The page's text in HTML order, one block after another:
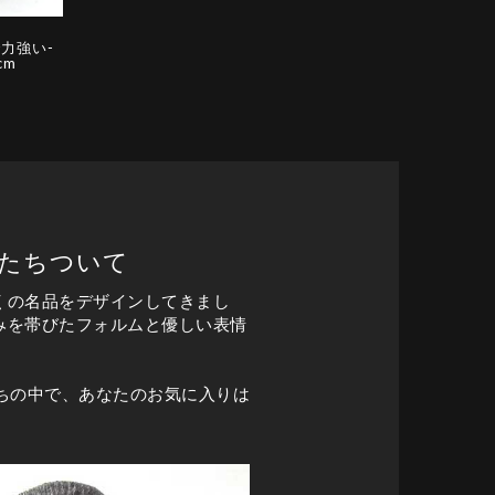
強­い­
ちついて
名品をデザインしてきまし
帯びたフォルムと優しい表情
の中で、あなたのお気に入りは